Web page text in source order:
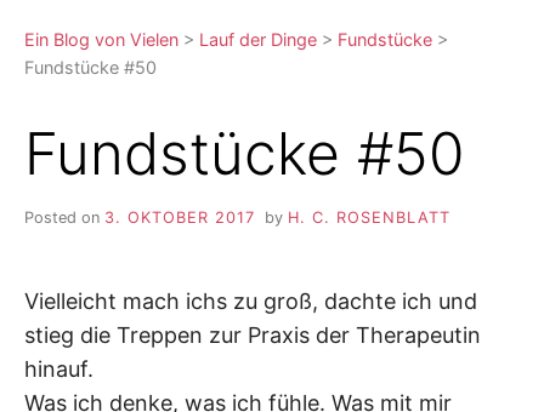
Ein Blog von Vielen > Lauf der Dinge > Fundstücke >
Fundstücke #50
Fundstücke #50
Posted on 3. OKTOBER 2017 by H. C. ROSENBLATT
Vielleicht mach ichs zu groß, dachte ich und
stieg die Treppen zur Praxis der Therapeutin
hinauf.
Was ich denke, was ich fühle. Was mit mir